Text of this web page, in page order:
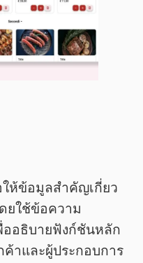
ห้ข้อมูลสำคัญเกี่ยว
ยใช้ข้อความ
ออธิบายฟังก์ชันหลัก
าและผู้ประกอบการ